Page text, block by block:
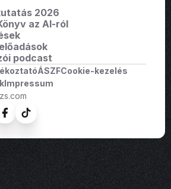
2026
az AI-ról
podcast
ÁSZFCookie-kezelés
Impressum